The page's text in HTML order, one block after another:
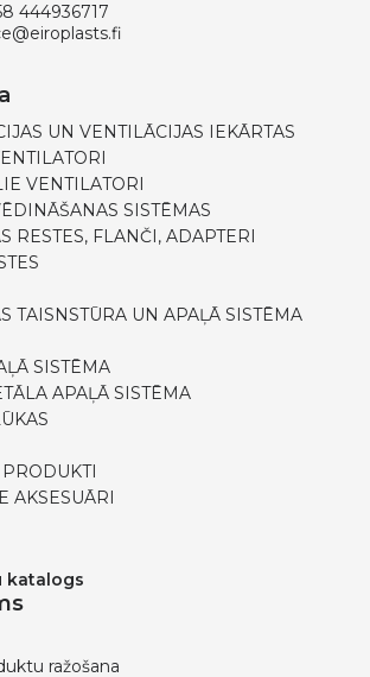
444936717
UN VENTILĀCIJAS IEKĀRTAS
VENTILATORI
SISTĒMAS
RESTES, FLANČI, ADAPTERI
TAISNSTŪRA UN APAĻĀ SISTĒMA
SISTĒMA
APAĻĀ SISTĒMA
AKSESUĀRI
katalogs
ražošana